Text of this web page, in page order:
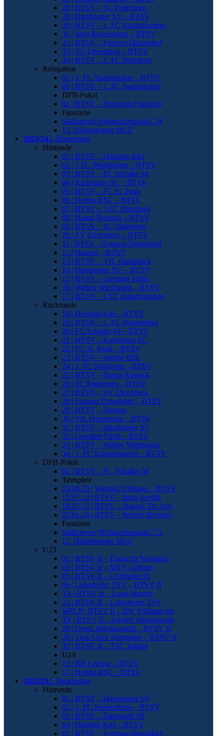
28 | BTSV – SC Paderborn
29 | Hamburger SV – BTSV
30 | BTSV – 1. FC Kaiserslautern
31 | Jahn Regensburg – BTSV
32 | BTSV – Fortuna Düsseldorf
33 | SV Elversberg – BTSV
34 | BTSV – 1. FC Nürnberg
Relegation
01 | 1. FC Saarbrücken – BTSV
02 | BTSV – 1. FC Saarbrücken
DFB-Pokal
01 | BTSV – Eintracht Frankfurt
Fanszene
Südkurven Weihnachtsmarkt ’24
13. Hallenturnier fdGZ
2023/242. Bundesliga
Hinrunde
01 | BTSV – Holstein Kiel
02 | 1.FC Magdeburg – BTSV
03 | BTSV – FC Schalke 04
04 | Karlsruher SC – BTSV
05 | BTSV – FC St. Pauli
06 | Hertha BSC – BTSV
07 | BTSV – 1.FC Nürnberg
08 | Hansa Rostock – BTSV
09 | BTSV – SC Paderborn
10 | SV Elversberg – BTSV
11 | BTSV – Fortuna Düsseldorf
12 | Hannoi – BTSV
13 | BTSV – VfL Osnabrück
14 | Hamburger SV – BTSV
15 | BTSV – Greuther Fürth
16 | Wehen Wiesbaden – BTSV
17 | BTSV – 1.FC Kaiserslautern
Rückrunde
18 | Holstein Kiel – BTSV
19 | BTSV – 1. FC Magdeburg
20 | FC Schalke 04 – BTSV
21 | BTSV – Karlsruher SC
22 | FC St. Pauli – BTSV
23 | BTSV – Hertha BSC
24 | 1. FC Nürnberg – BTSV
25 | BTSV – Hansa Rostock
26 | SC Paderborn – BTSV
27 | BTSV – SV Elversberg
28 | Fortuna Düsseldorf – BTSV
29 | BTSV – Hannoi
30 | VfL Osnabrück – BTSV
31 | BTSV – Hamburger SV
32 | Greuther Fürth – BTSV
33 | BTSV – Wehen Wiesbaden
34 | 1. FC Kaiserslautern – BTSV
DFB-Pokal
01 | BTSV – FC Schalke 04
Testspiele
23.06.23 | Watenb./Völkenr. – BTSV
15.07.23 | BTSV – Betis Sevilla
19.07.23 | BTSV – Hapoel Tel Aviv
07.01.24 | BTSV – Werder Bremen
Fanszene
Südkurven Weihnachtsmarkt ’23
12. Hallenturnier fdGZ
U23
01 | BTSV II – Eintracht Northeim
03 | BTSV II – MTV Gifhorn
05 | BTSV II – Göttingen 05
06 | Lehndorfer TSV – BTSV II
TS | BTSV II – Lupo-Martini
23 | BTSV II – Lehndorfer TSV
WFLP | BTSV II – RW Volkmarode
TS | BTSV II – Einheit Wernigerode
28 | Germ. Bleckenstedt – BTSV II
26 | Türk Gücü Helmstedt – BTSV II
32 | BTSV II – TSC Vahdet
U19
15 | RB Leipzig – BTSV
17 | Hertha BSC – BTSV
2022/232. Bundesliga
Hinrunde
01 | BTSV – Hamburger SV
02 | 1. FC Heidenheim – BTSV
03 | BTSV – Darmstadt 98
04 | Holstein Kiel – BTSV
05 | BTSV – Fortuna Düsseldorf